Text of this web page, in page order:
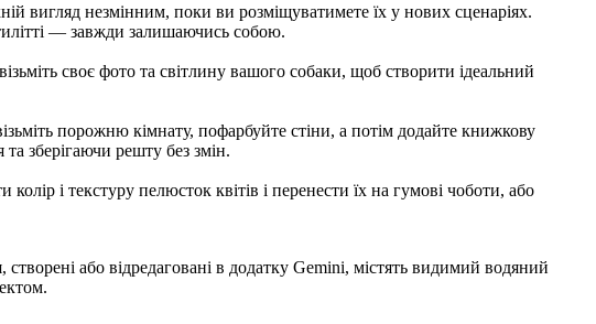
вигляд незмінним, поки ви розміщуватимете їх у нових сценаріях.
— завжди залишаючись собою.
своє фото та світлину вашого собаки, щоб створити ідеальний
порожню кімнату, пофарбуйте стіни, а потім додайте книжкову
зберігаючи решту без змін.
і текстуру пелюсток квітів і перенести їх на гумові чоботи, або
або відредаговані в додатку Gemini, містять видимий водяний